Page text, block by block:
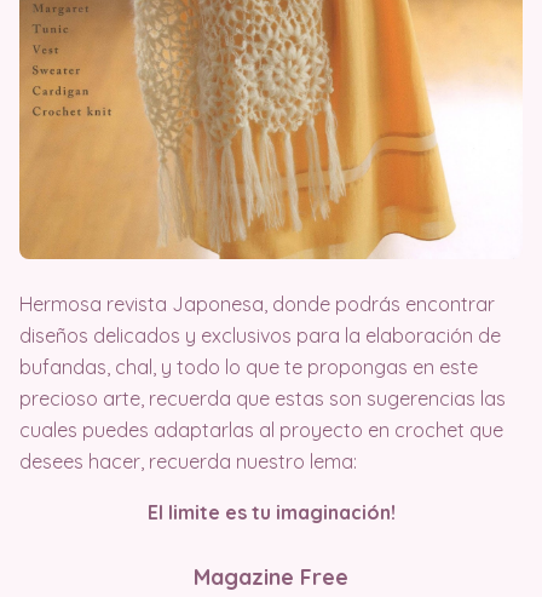
Hermosa revista Japonesa, donde podrás encontrar
diseños delicados y exclusivos para la elaboración de
bufandas, chal, y todo lo que te propongas en este
precioso arte, recuerda que estas son sugerencias las
cuales puedes adaptarlas al proyecto en crochet que
desees hacer, recuerda nuestro lema:
El limite es tu imaginación!
Magazine Free